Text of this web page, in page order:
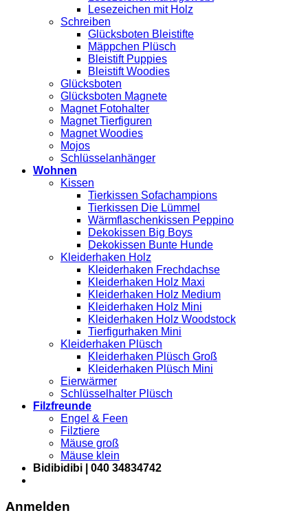
Lesezeichen mit Holz
Schreiben
Glücksboten Bleistifte
Mäppchen Plüsch
Bleistift Puppies
Bleistift Woodies
Glücksboten
Glücksboten Magnete
Magnet Fotohalter
Magnet Tierfiguren
Magnet Woodies
Mojos
Schlüsselanhänger
Wohnen
Kissen
Tierkissen Sofachampions
Tierkissen Die Lümmel
Wärmflaschenkissen Peppino
Dekokissen Big Boys
Dekokissen Bunte Hunde
Kleiderhaken Holz
Kleiderhaken Frechdachse
Kleiderhaken Holz Maxi
Kleiderhaken Holz Medium
Kleiderhaken Holz Mini
Kleiderhaken Holz Woodstock
Tierfigurhaken Mini
Kleiderhaken Plüsch
Kleiderhaken Plüsch Groß
Kleiderhaken Plüsch Mini
Eierwärmer
Schlüsselhalter Plüsch
Filzfreunde
Engel & Feen
Filztiere
Mäuse groß
Mäuse klein
Bidibidibi | 040 34834742
Anmelden